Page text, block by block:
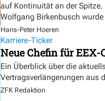
auf Kontinuität an der
Wolfgang Birkenbusch wurde
Hans-Peter Hoeren
Karriere-Ticker
Neue Chefin für
Ein Überblick über die
Vertragsverlängerungen aus
ZFK Redaktion